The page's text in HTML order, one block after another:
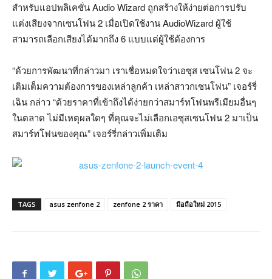
สำหรับแอปพลิเคชั่น Audio Wizard ถูกสร้างให้ง่ายต่อการปรับ
แต่งเสียงจากเซนโฟน 2 เมื่อเปิดใช้งาน AudioWizard ผู้ใช้
สามารถเลือกเสียงได้มากถึง 6 แบบแต่ผู้ใช้ต้องการ
“ด้วยการพัฒนาที่กล่าวมา เราเชื่อหมดใจว่าเอซุส เซนโฟน 2 จะ
เติมเต็มความต้องการของเหล่าลูกค้า เหล่าสาวกเซนโฟน” เจอร์รี่
เฉิน กล่าว “ด้วยราคาที่เข้าถึงได้ง่ายกว่าสมาร์ทโฟนพรีเมียมอื่นๆ
ในตลาด ไม่มีเหตุผลใดๆ ที่คุณจะไม่เลือกเอซุสเซนโฟน 2 มาเป็น
สมาร์ทโฟนของคุณ” เจอร์รี่กล่าวเพิ่มเติม
TAGS asus zenfone 2 zenfone 2 ราคา มือถือใหม่ 2015